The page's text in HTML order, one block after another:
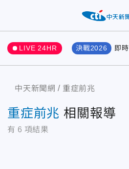
LIVE 24HR 決戰2026 即時
中天新聞網 重症前兆
重症前兆 相關報導
有 6 項結果